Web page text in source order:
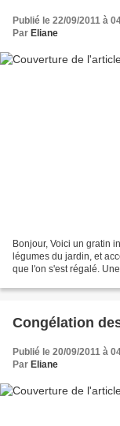
Publié le 22/09/2011 à
Par Eliane
Bonjour, Voici un gratin
légumes du jardin, et
que l'on s'est régalé.
Congélation
Publié le 20/09/2011 à
Par Eliane